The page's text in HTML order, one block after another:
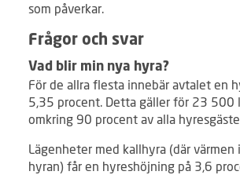
som påverkar.
Frågor och svar
Vad blir min nya hyra?
För de allra flesta innebär avtalet en
5,35 procent. Detta gäller för 23 500
omkring 90 procent av alla
Lägenheter med kallhyra (där värmen
hyran) får en hyreshöjning på 3,6